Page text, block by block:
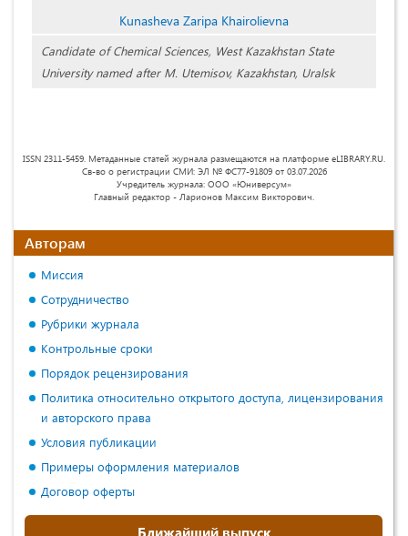
Kunasheva Zaripa Khairolievna
Candidate of Chemical Sciences, West Kazakhstan State
University named after M. Utemisov, Kazakhstan, Uralsk
ISSN 2311-5459. Метаданные статей журнала размещаются на платформе eLIBRARY.RU.
Св-во о регистрации СМИ: ЭЛ № ФС77-91809 от 03.07.2026
Учредитель журнала: ООО «Юниверсум»
Главный редактор - Ларионов Максим Викторович.
Авторам
Миссия
Сотрудничество
Рубрики журнала
Контрольные сроки
Порядок рецензирования
Политика относительно открытого доступа, лицензирования
и авторского права
Условия публикации
Примеры оформления материалов
Договор оферты
Ближайший выпуск